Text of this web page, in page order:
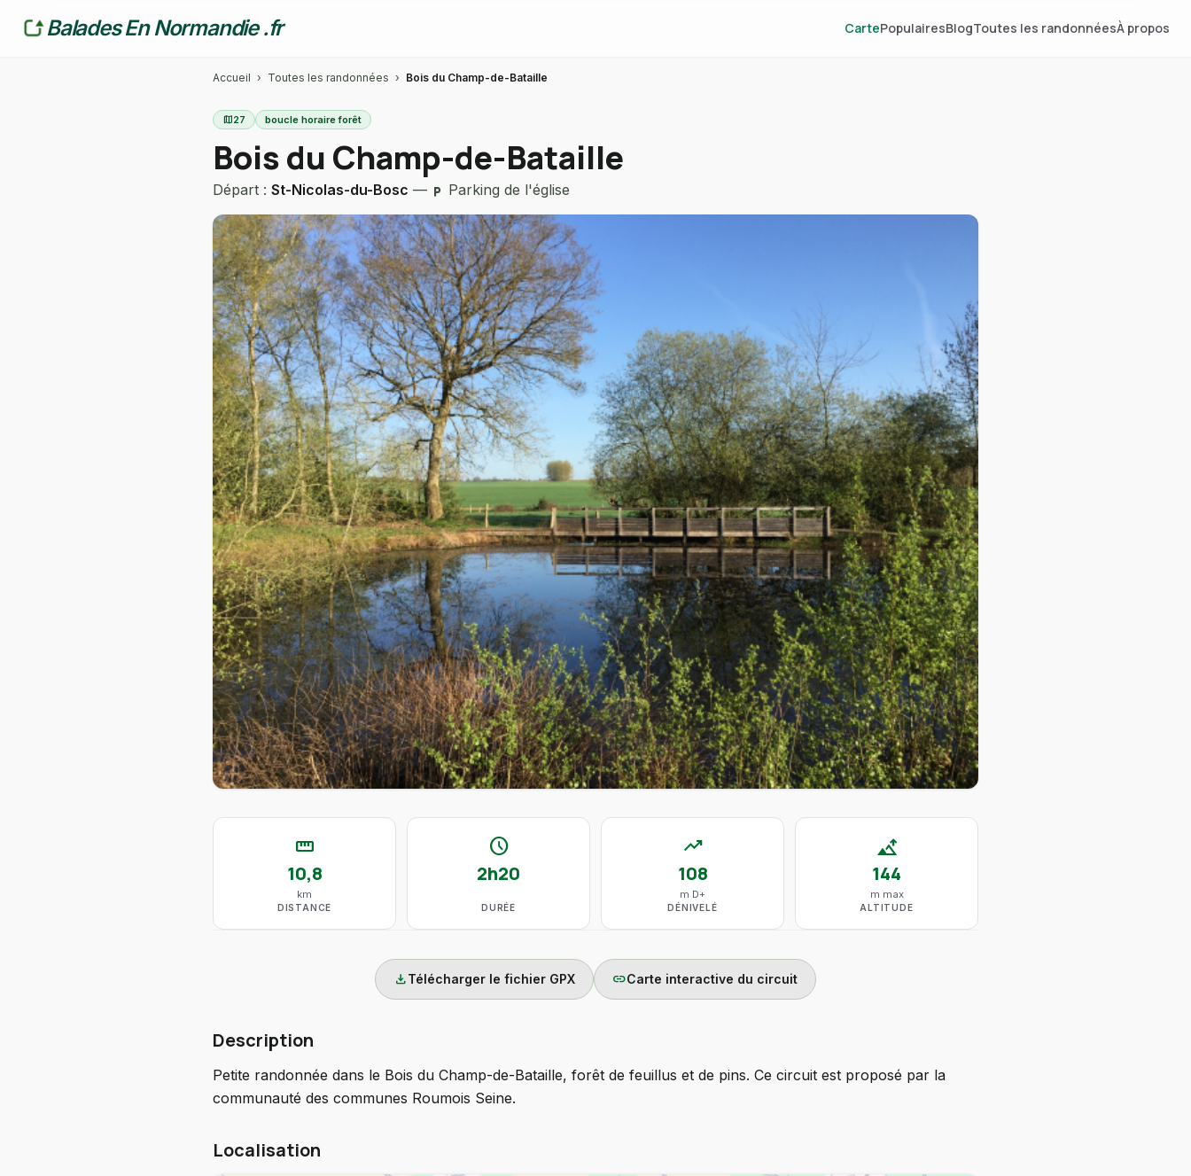
Balades En Normandie .fr CartePopulairesBlogToutes les randonnéesÀ propos
Accueil › Toutes les randonnées › Bois du Champ-de-Bataille
map27 boucle horaire forêt
Bois du Champ-de-Bataille
Départ : St-Nicolas-du-Bosc — local_parking Parking de l'église
straighten
10,8
km
DISTANCE
schedule
2h20
DURÉE
trending_up
108
m D+
DÉNIVELÉ
altitude
144
m max
ALTITUDE
downloadTélécharger le fichier GPX linkCarte interactive du circuit
Description
Petite randonnée dans le Bois du Champ-de-Bataille, forêt de feuillus et de pins. Ce circuit est proposé par la
communauté des communes Roumois Seine.
Localisation